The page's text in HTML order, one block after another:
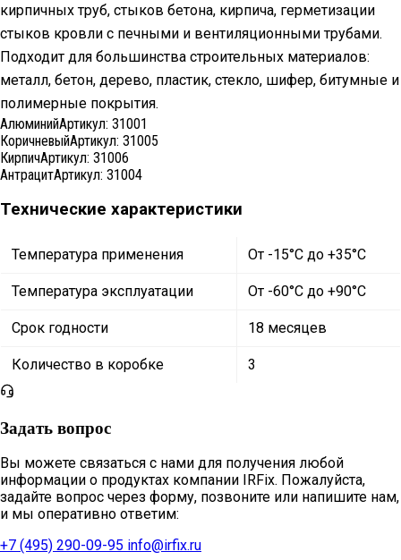
кирпичных труб, стыков бетона, кирпича, герметизации
стыков кровли с печными и вентиляционными трубами.
Подходит для большинства строительных материалов:
металл, бетон, дерево, пластик, стекло, шифер, битумные и
полимерные покрытия.
АлюминийАртикул: 31001
КоричневыйАртикул: 31005
КирпичАртикул: 31006
АнтрацитАртикул: 31004
Технические характеристики
Температура применения От -15°C до +35°C
Температура эксплуатации От -60°C до +90°C
Срок годности 18 месяцев
Количество в коробке 3
Задать вопрос
Вы можете связаться с нами для получения любой
информации о продуктах компании IRFix. Пожалуйста,
задайте вопрос через форму, позвоните или напишите нам,
и мы оперативно ответим:
+7 (495) 290-09-95 info@irfix.ru